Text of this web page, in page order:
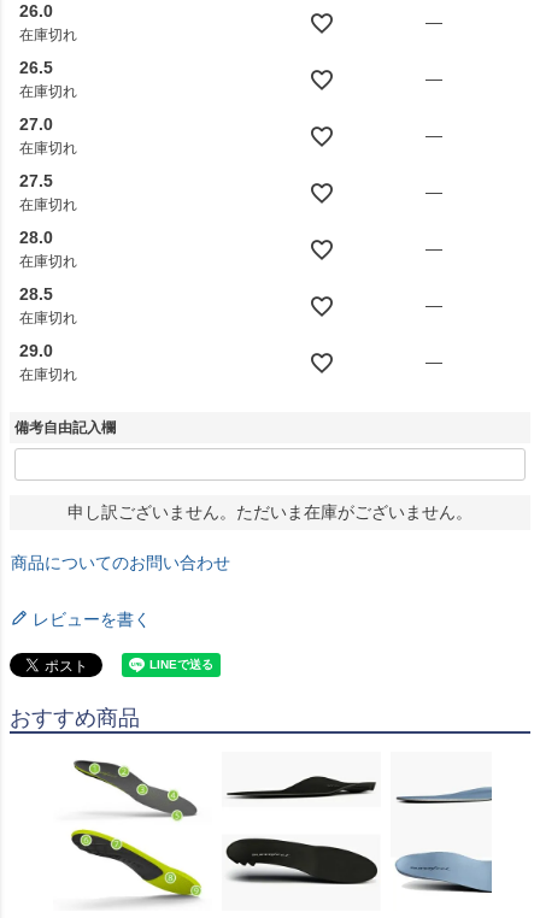
26.0
在庫切れ
—
26.5
在庫切れ
—
27.0
在庫切れ
—
27.5
在庫切れ
—
28.0
在庫切れ
—
28.5
在庫切れ
—
29.0
在庫切れ
—
備考自由記入欄
申し訳ございません。ただいま在庫がございません。
商品についてのお問い合わせ
レビューを書く
おすすめ商品